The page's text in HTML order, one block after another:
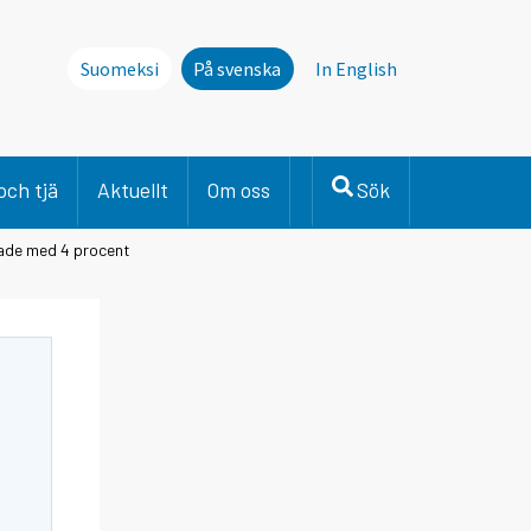
Suomeksi På svenska In English
tjä Aktuellt Om oss Sök
med 4 procent